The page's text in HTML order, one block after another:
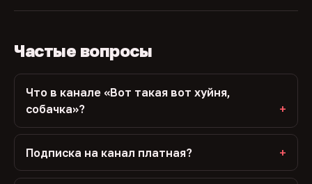
Частые вопросы
Что в канале «Вот такая вот хуйня,
собачка»?
Подписка на канал платная?